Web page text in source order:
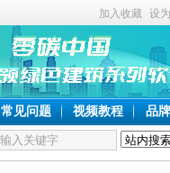
加入收藏 设
常见问题 视频教程 品